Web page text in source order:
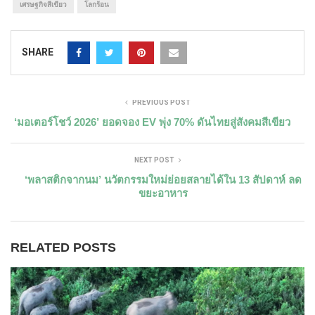
เศรษฐกิจสีเขียว โลกร้อน
SHARE
PREVIOUS POST
‘มอเตอร์โชว์ 2026’ ยอดจอง EV พุ่ง 70% ดันไทยสู่สังคมสีเขียว
NEXT POST
‘พลาสติกจากนม’ นวัตกรรมใหม่ย่อยสลายได้ใน 13 สัปดาห์ ลด
ขยะอาหาร
RELATED POSTS